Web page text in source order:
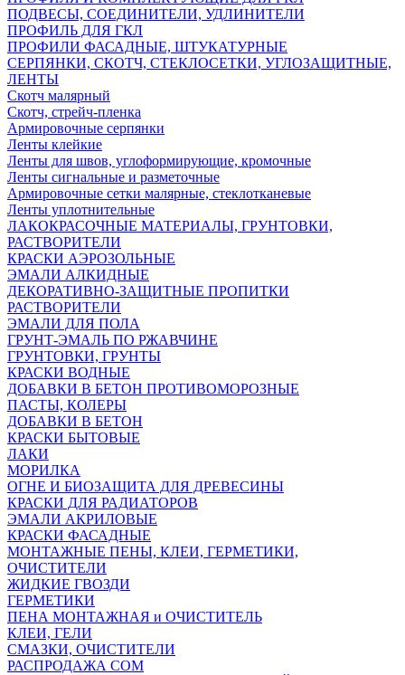
ПОДВЕСЫ, СОЕДИНИТЕЛИ, УДЛИНИТЕЛИ
ПРОФИЛЬ ДЛЯ ГКЛ
ПРОФИЛИ ФАСАДНЫЕ, ШТУКАТУРНЫЕ
СЕРПЯНКИ, СКОТЧ, СТЕКЛОСЕТКИ, УГЛОЗАЩИТНЫЕ,
ЛЕНТЫ
Скотч малярный
Скотч, стрейч-пленка
Армировочные серпянки
Ленты клейкие
Ленты для швов, углоформирующие, кромочные
Ленты сигнальные и разметочные
Армировочные сетки малярные, стеклотканевые
Ленты уплотнительные
ЛАКОКРАСОЧНЫЕ МАТЕРИАЛЫ, ГРУНТОВКИ,
РАСТВОРИТЕЛИ
КРАСКИ АЭРОЗОЛЬНЫЕ
ЭМАЛИ АЛКИДНЫЕ
ДЕКОРАТИВНО-ЗАЩИТНЫЕ ПРОПИТКИ
РАСТВОРИТЕЛИ
ЭМАЛИ ДЛЯ ПОЛА
ГРУНТ-ЭМАЛЬ ПО РЖАВЧИНЕ
ГРУНТОВКИ, ГРУНТЫ
КРАСКИ ВОДНЫЕ
ДОБАВКИ В БЕТОН ПРОТИВОМОРОЗНЫЕ
ПАСТЫ, КОЛЕРЫ
ДОБАВКИ В БЕТОН
КРАСКИ БЫТОВЫЕ
ЛАКИ
МОРИЛКА
ОГНЕ И БИОЗАЩИТА ДЛЯ ДРЕВЕСИНЫ
КРАСКИ ДЛЯ РАДИАТОРОВ
ЭМАЛИ АКРИЛОВЫЕ
КРАСКИ ФАСАДНЫЕ
МОНТАЖНЫЕ ПЕНЫ, КЛЕИ, ГЕРМЕТИКИ,
ОЧИСТИТЕЛИ
ЖИДКИЕ ГВОЗДИ
ГЕРМЕТИКИ
ПЕНА МОНТАЖНАЯ и ОЧИСТИТЕЛЬ
КЛЕИ, ГЕЛИ
СМАЗКИ, ОЧИСТИТЕЛИ
РАСПРОДАЖА СОМ